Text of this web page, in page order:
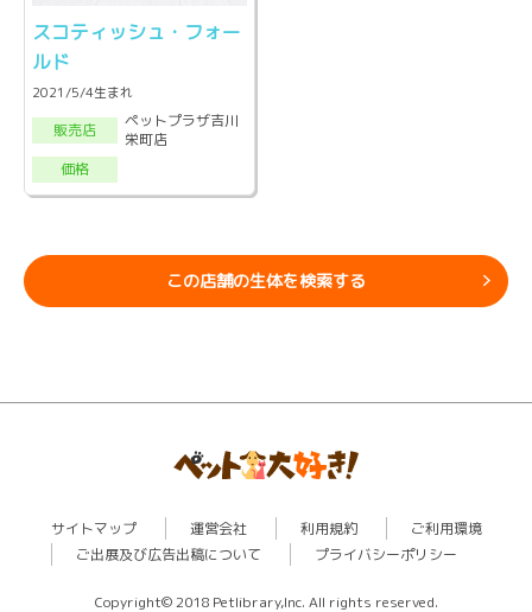
スコティッシュ・フォー
ルド
2021/5/4生まれ
販売店
ペットプラザ吉川
栄町店
価格
この店舗の生体を検索する
サイトマップ 運営会社 利用規約
ご利用環境
ご出展及び広告出稿について
プライバシーポリシー
Copyright© 2018 Petlibrary,Inc. All rights reserved.